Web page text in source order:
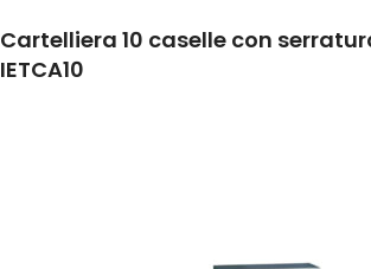
Cartelliera 10 caselle con
IETCA10